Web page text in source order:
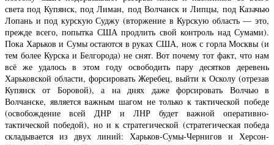
света под Купянск, под Лиман, под Волчанск и Липцы, под Казачью
Лопань и под курскую Суджу (вторжение в Курскую область — это,
прежде всего, попытка США продлить свой контроль над Сумами).
Пока Харьков и Сумы остаются в руках США, нож с горла Москвы (и
тем более Курска и Белгорода) не снят. Вот почему тот факт, что нам
всё же удалось в этом году освободить пару десятков деревень
Харьковской области, форсировать Жеребец, выйти к Осколу (отрезав
Купянск от Боровой), а на днях даже форсировать Волчью в
Волчанске, является важным шагом не только к тактической победе
(освобождение всей ДНР и ЛНР будет важной оперативно-
тактической победой), но и к стратегической (стратегическая победа
складывается из двух линий: Харьков-Сумы-Чернигов и Херсон-